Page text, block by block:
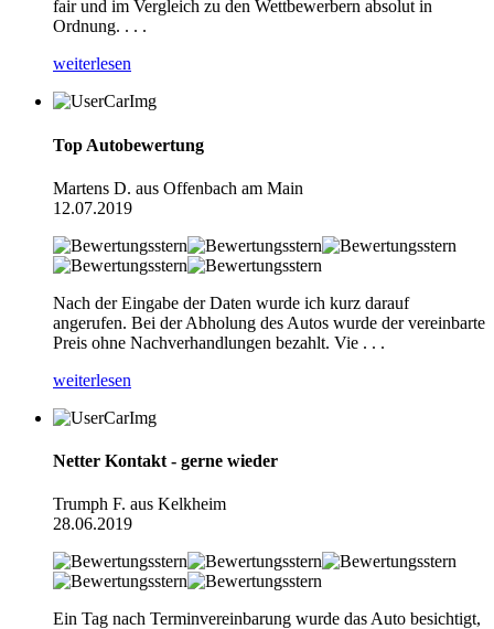
fair und im Vergleich zu den Wettbewerbern absolut in
Ordnung. . . .
weiterlesen
Top Autobewertung
Martens D. aus Offenbach am Main
12.07.2019
Nach der Eingabe der Daten wurde ich kurz darauf
angerufen. Bei der Abholung des Autos wurde der vereinbarte
Preis ohne Nachverhandlungen bezahlt. Vie . . .
weiterlesen
Netter Kontakt - gerne wieder
Trumph F. aus Kelkheim
28.06.2019
Ein Tag nach Terminvereinbarung wurde das Auto besichtigt,